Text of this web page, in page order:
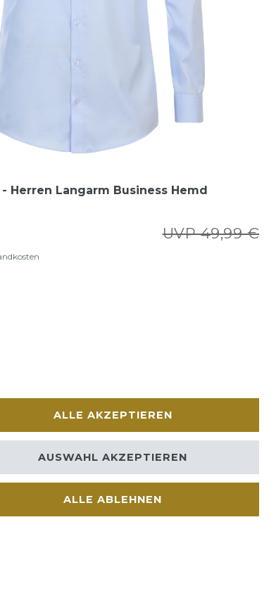
Herren Langarm Business Hemd
UVP 49,99 €
ALLE AKZEPTIEREN
ALLE ABLEHNEN
AUSWAHL AKZEPTIEREN